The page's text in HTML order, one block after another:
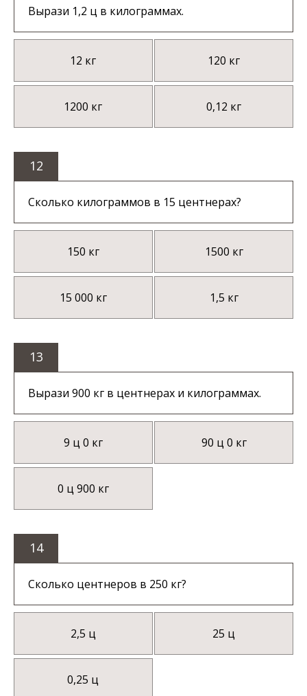
Вырази 1,2 ц в килограммах.
12 кг 120 кг
1200 кг 0,12 кг
12
Сколько килограммов в 15 центнерах?
150 кг 1500 кг
15 000 кг 1,5 кг
13
Вырази 900 кг в центнерах и килограммах.
9 ц 0 кг 90 ц 0 кг
0 ц 900 кг
14
Сколько центнеров в 250 кг?
2,5 ц 25 ц
0,25 ц